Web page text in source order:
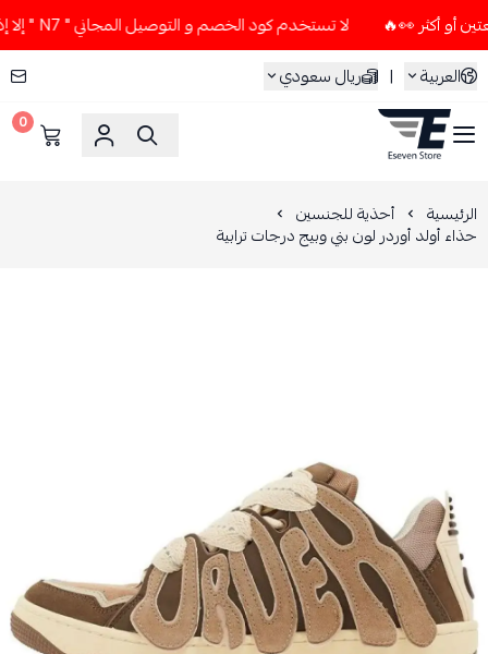
لا تستخدم كود الخصم و التوصيل المجاني " N7 " إلا إذا طلبت قطعتين أو أكثر 👀🔥
العربية
| ريال سعودي
ESEVEN STORE
0
الرئيسية أحذية للجنسين
حذاء أولد أوردر لون بني وبيج درجات ترابية